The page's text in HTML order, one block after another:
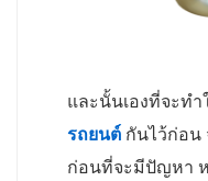
และนั้นเองที่จะทำ
รถยนต์ กันไว้ก่อน
ก่อนที่จะมีปัญหา